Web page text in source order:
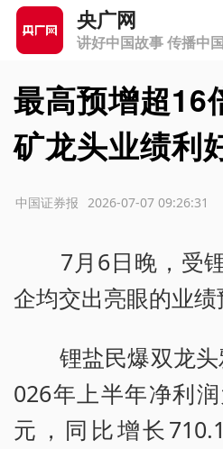
央广网
讲好中国故事 传播中
最高预增超16
矿龙头业绩利
2026-07-07 09:26:31
中国证券报
7月6日晚，受锂
企均交出亮眼的业绩
锂盐民爆双龙头
026年上半年净利
元，同比增长